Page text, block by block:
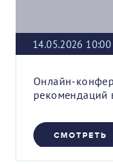
14.05.2026 10:00
Онлайн-
рекомендаций
СМОТРЕТЬ